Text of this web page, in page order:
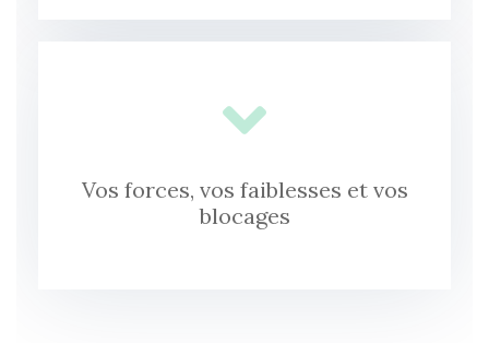
Vos forces, vos faiblesses et vos
blocages